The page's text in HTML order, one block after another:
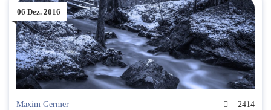
06 Dez. 2016
Maxim Germer
2414